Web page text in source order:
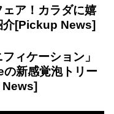
ア！カラダに嬉
介
ィケーション」
新感覚泡トリー